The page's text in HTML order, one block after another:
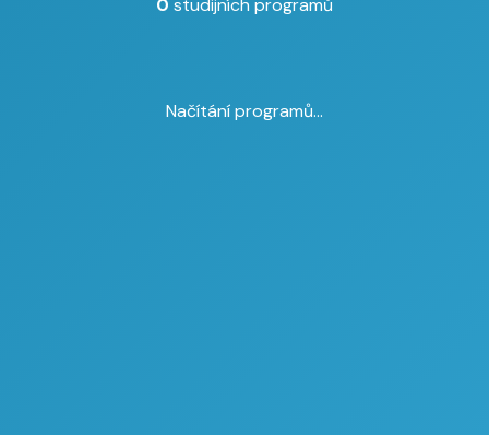
0 studijních programů
Načítání programů...